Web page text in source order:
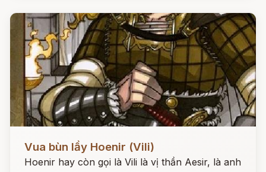
Vua bùn lầy Hoenir (Vili)
Hoenir hay còn gọi là Vili là vị thần Aesir, là anh